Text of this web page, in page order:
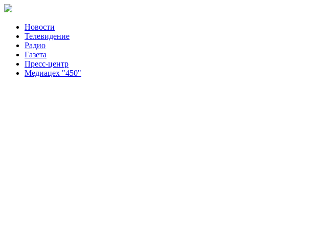
Новости
Телевидение
Радио
Газета
Пресс-центр
Медиацех "450"